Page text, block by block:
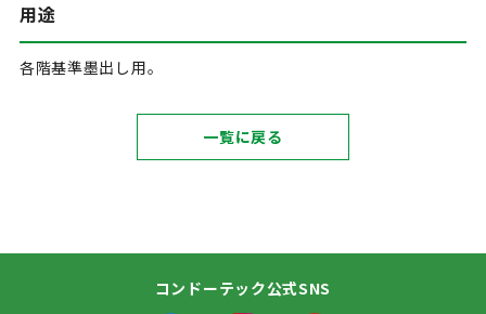
用途
各階基準墨出し用。
一覧に戻る
コンドーテック公式SNS